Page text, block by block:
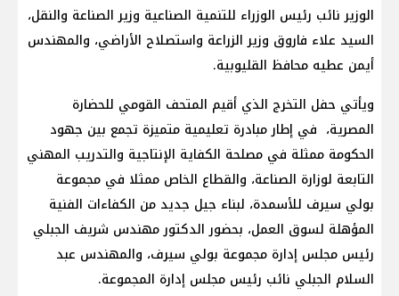
الوزير نائب رئيس الوزراء للتنمية الصناعية وزير الصناعة والنقل،
السيد علاء فاروق وزير الزراعة واستصلاح الأراضي، والمهندس
أيمن عطيه محافظ القليوبية.
ويأتي حفل التخرج الذي أقيم المتحف القومي للحضارة
المصرية، في إطار مبادرة تعليمية متميزة تجمع بين جهود
الحكومة ممثلة في مصلحة الكفاية الإنتاجية والتدريب المهني
التابعة لوزارة الصناعة، والقطاع الخاص ممثلا في مجموعة
بولي سيرف للأسمدة، لبناء جيل جديد من الكفاءات الفنية
المؤهلة لسوق العمل، بحضور الدكتور مهندس شريف الجبلي
رئيس مجلس إدارة مجموعة بولي سيرف، والمهندس عبد
السلام الجبلي نائب رئيس مجلس إدارة المجموعة.